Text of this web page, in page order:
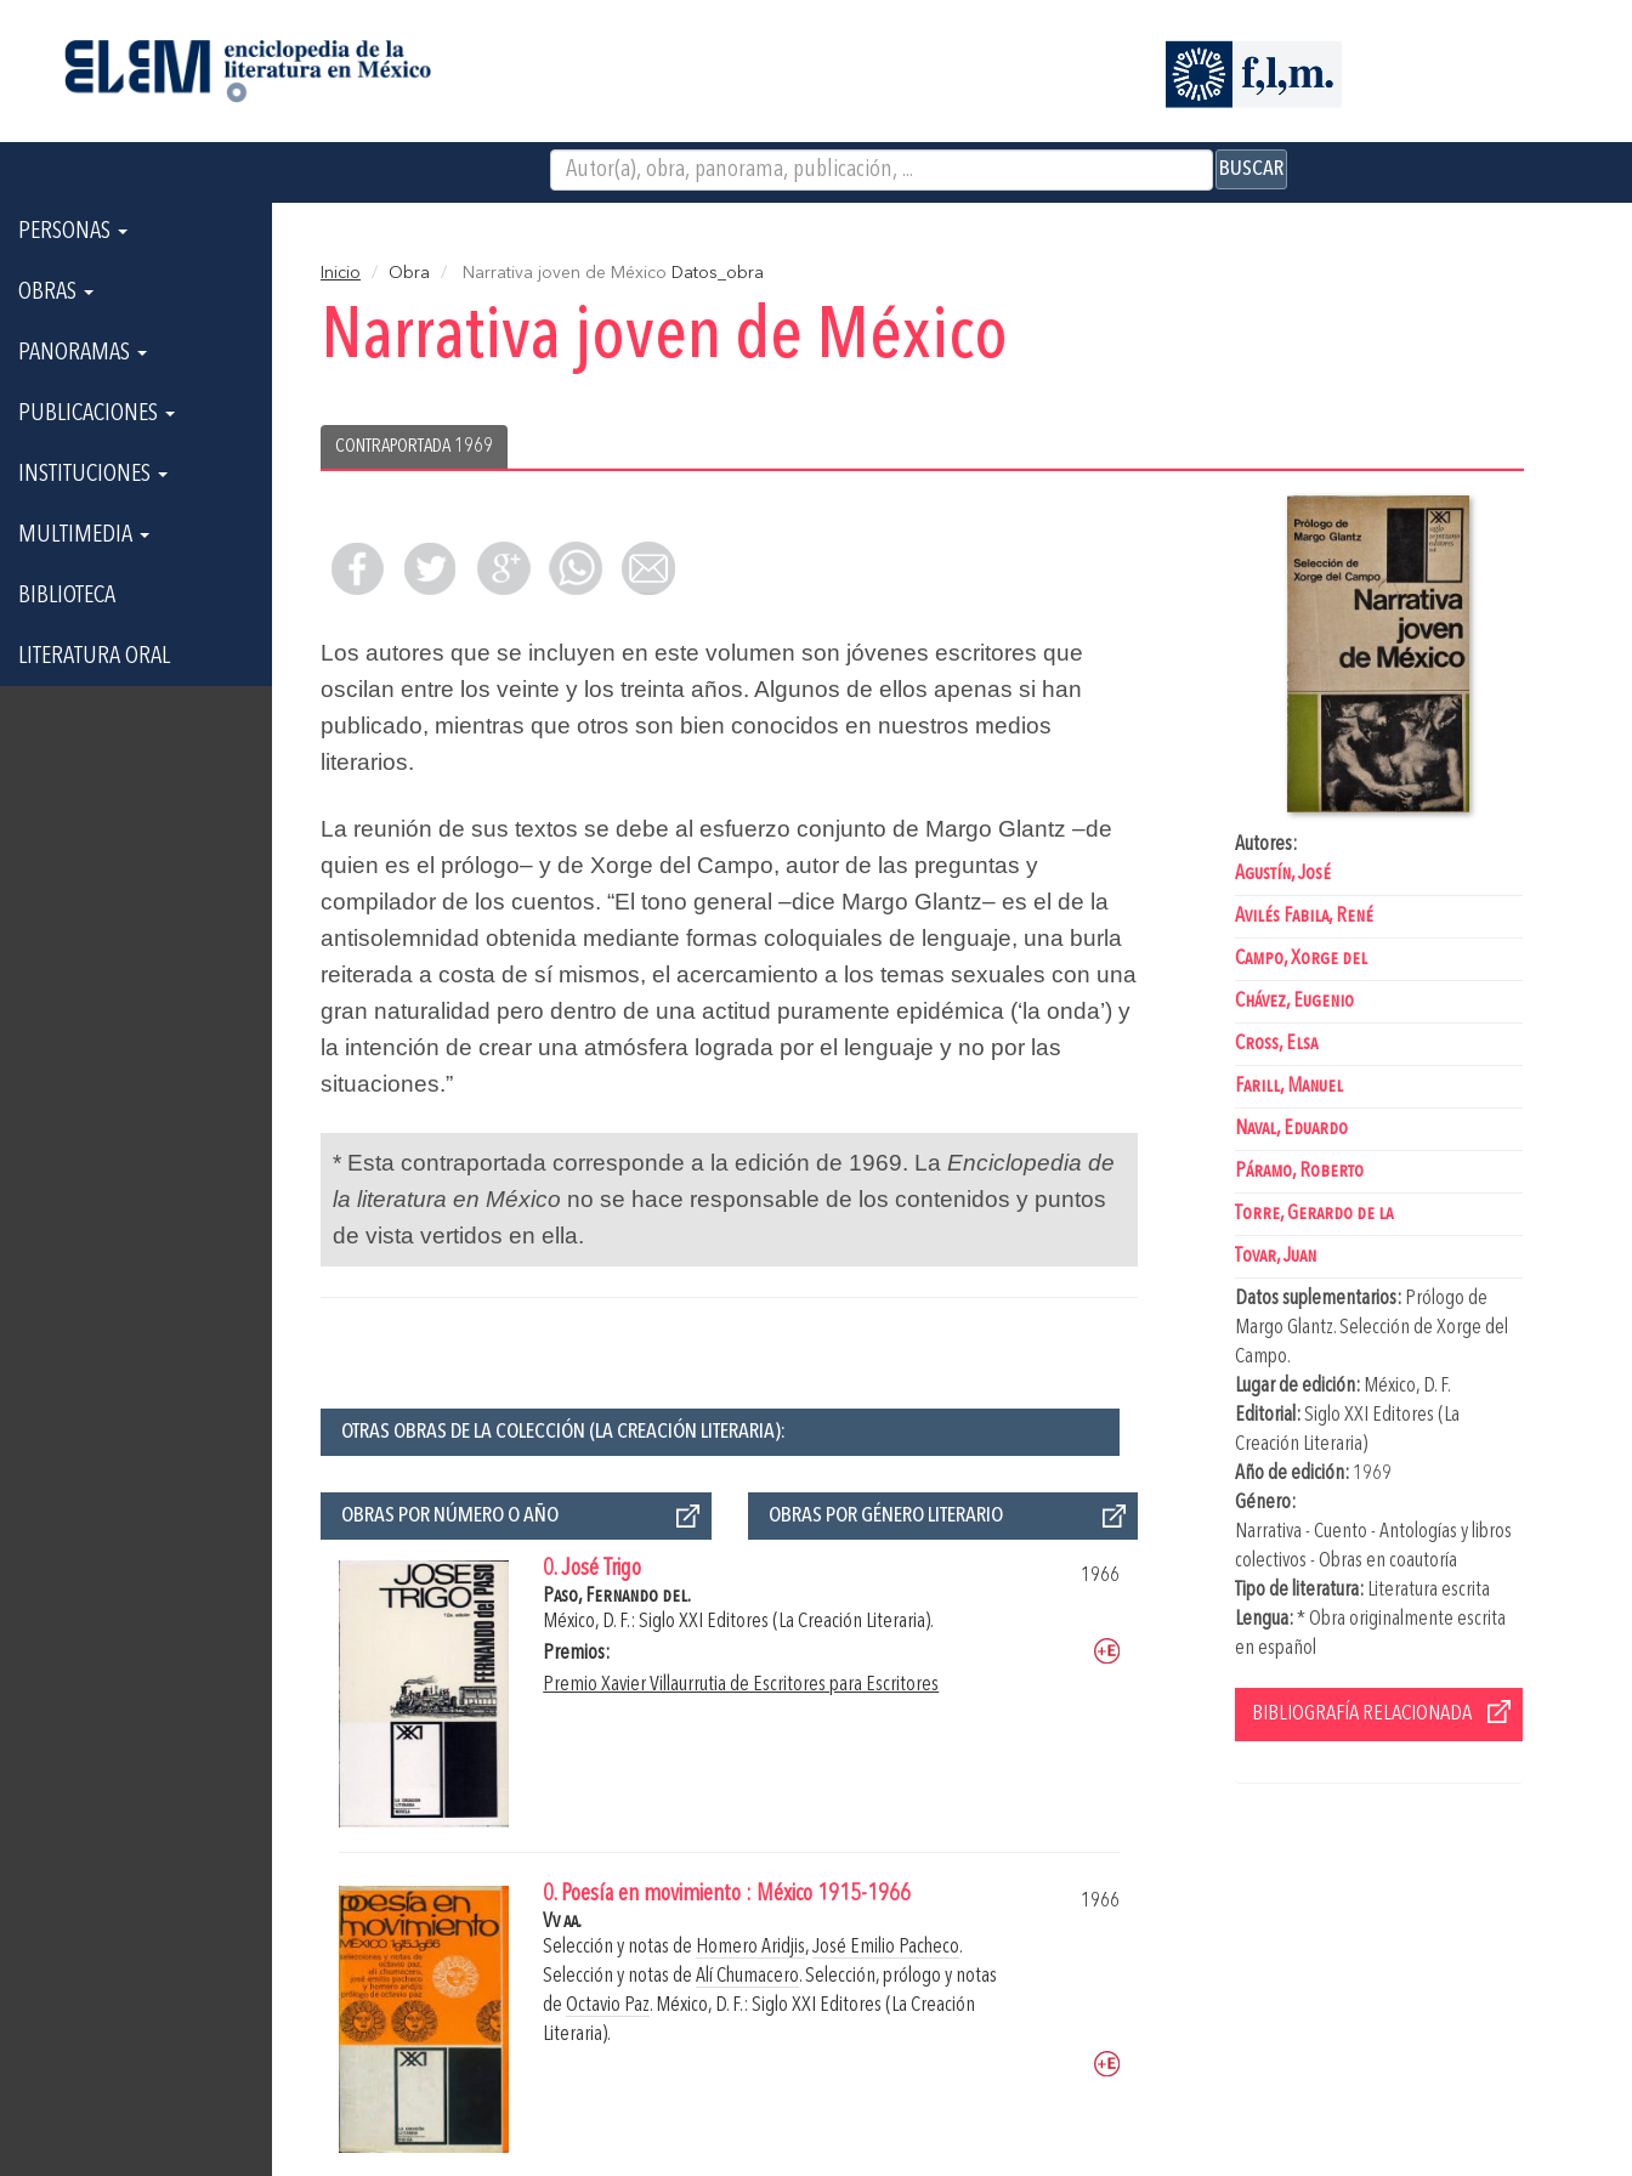
BUSCAR
PERSONAS
OBRAS
PANORAMAS
PUBLICACIONES
INSTITUCIONES
MULTIMEDIA
BIBLIOTECA
LITERATURA ORAL
Inicio Obra Narrativa joven de México Datos_obra
Narrativa joven de México
CONTRAPORTADA 1969
Autores:
Agustín, José
Avilés Fabila, René
Campo, Xorge del
Chávez, Eugenio
Cross, Elsa
Farill, Manuel
Naval, Eduardo
Páramo, Roberto
Torre, Gerardo de la
Tovar, Juan
Datos suplementarios: Prólogo de
Margo Glantz. Selección de Xorge del
Campo.
Lugar de edición: México, D. F.
Editorial:Siglo XXI Editores (La
Creación Literaria)
Año de edición:1969
Género:
Narrativa - Cuento - Antologías y libros
colectivos - Obras en coautoría
Tipo de literatura:Literatura escrita
Lengua:* Obra originalmente escrita
en español
BIBLIOGRAFÍA RELACIONADA
Los autores que se incluyen en este volumen son jóvenes escritores que
oscilan entre los veinte y los treinta años. Algunos de ellos apenas si han
publicado, mientras que otros son bien conocidos en nuestros medios
literarios.
La reunión de sus textos se debe al esfuerzo conjunto de Margo Glantz –de
quien es el prólogo– y de Xorge del Campo, autor de las preguntas y
compilador de los cuentos. “El tono general –dice Margo Glantz– es el de la
antisolemnidad obtenida mediante formas coloquiales de lenguaje, una burla
reiterada a costa de sí mismos, el acercamiento a los temas sexuales con una
gran naturalidad pero dentro de una actitud puramente epidémica (‘la onda’) y
la intención de crear una atmósfera lograda por el lenguaje y no por las
situaciones.”
* Esta contraportada corresponde a la edición de 1969. La Enciclopedia de
la literatura en México no se hace responsable de los contenidos y puntos
de vista vertidos en ella.
OTRAS OBRAS DE LA COLECCIÓN (LA CREACIÓN LITERARIA):
OBRAS POR NÚMERO O AÑO OBRAS POR GÉNERO LITERARIO
0. José Trigo
1966
Paso, Fernando del.
México, D. F.: Siglo XXI Editores (La Creación Literaria).
Premios:
Premio Xavier Villaurrutia de Escritores para Escritores
0. Poesía en movimiento : México 1915-1966
1966
Vv aa.
Selección y notas de Homero Aridjis,José Emilio Pacheco.
Selección y notas deAlí Chumacero. Selección, prólogo y notas
deOctavio Paz. México, D. F.: Siglo XXI Editores (La Creación
Literaria).